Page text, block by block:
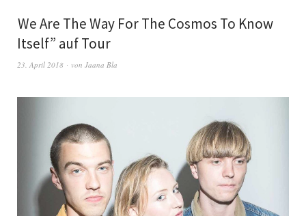
We Are The Way For The Cosmos To Know
Itself” auf Tour
23. April 2018 von Jaana Bla